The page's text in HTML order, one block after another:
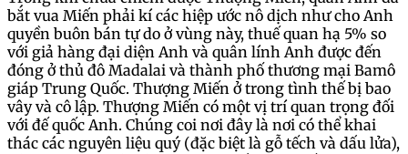
bắt vua Miến phải kí các hiệp ước nô dịch như cho Anh
quyền buôn bán tự do ở vùng này, thuế quan hạ 5% so
với giả hàng đại diện Anh và quân lính Anh được đến
đóng ở thủ đô Madalai và thành phố thương mại Bamô
giáp Trung Quốc. Thượng Miến ở trong tình thế bị bao
vây và cô lập. Thượng Miến có một vị trí quan trọng đối
với đế quốc Anh. Chúng coi nơi đây là nơi có thể khai
thác các nguyên liệu quý (đặc biệt là gỗ tếch và dấu lửa),